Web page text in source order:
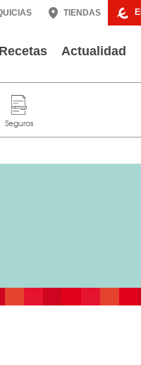
TIENDAS
Recetas Actualidad